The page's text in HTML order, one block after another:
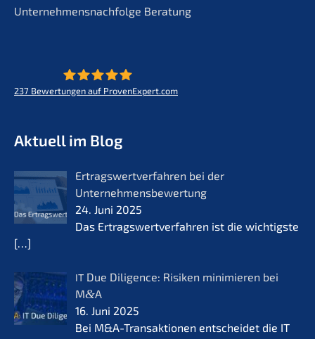
Unternehmensnachfolge Beratung
237 Bewertungen auf ProvenExpert.com
Aktuell im Blog
Ertrags­wert­ver­fah­ren bei der
Unternehmensbewertung
24. Juni 2025
Das Ertrags­wert­ver­fah­ren ist die wichtigs­te
[…]
IT Due Diligence: Risiken minimie­ren bei
M&A
16. Juni 2025
Bei M&A-Transaktionen entschei­det die IT